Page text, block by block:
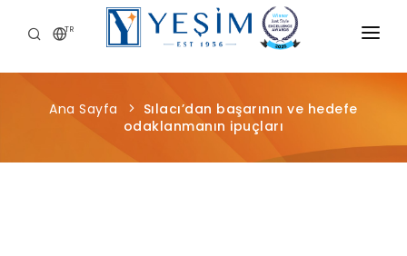
TR
KURUMSAL
ÜRÜNLERIMIZ
ÖNCE İNSAN
Ana Sayfa
Sılacı’dan başarının ve hedefe
odaklanmanın ipuçları